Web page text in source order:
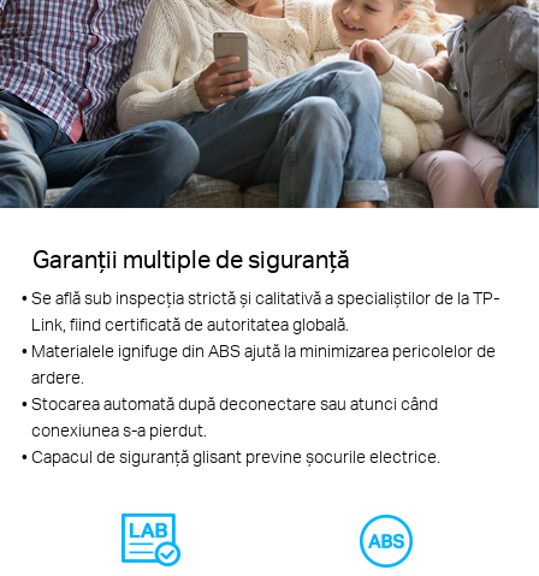
Garanții multiple de siguranță
Se află sub inspecția strictă și calitativă a specialiștilor de la TP-
Link, fiind certificată de autoritatea globală.
Materialele ignifuge din ABS ajută la minimizarea pericolelor de
ardere.
Stocarea automată după deconectare sau atunci când
conexiunea s-a pierdut.
Capacul de siguranță glisant previne șocurile electrice.